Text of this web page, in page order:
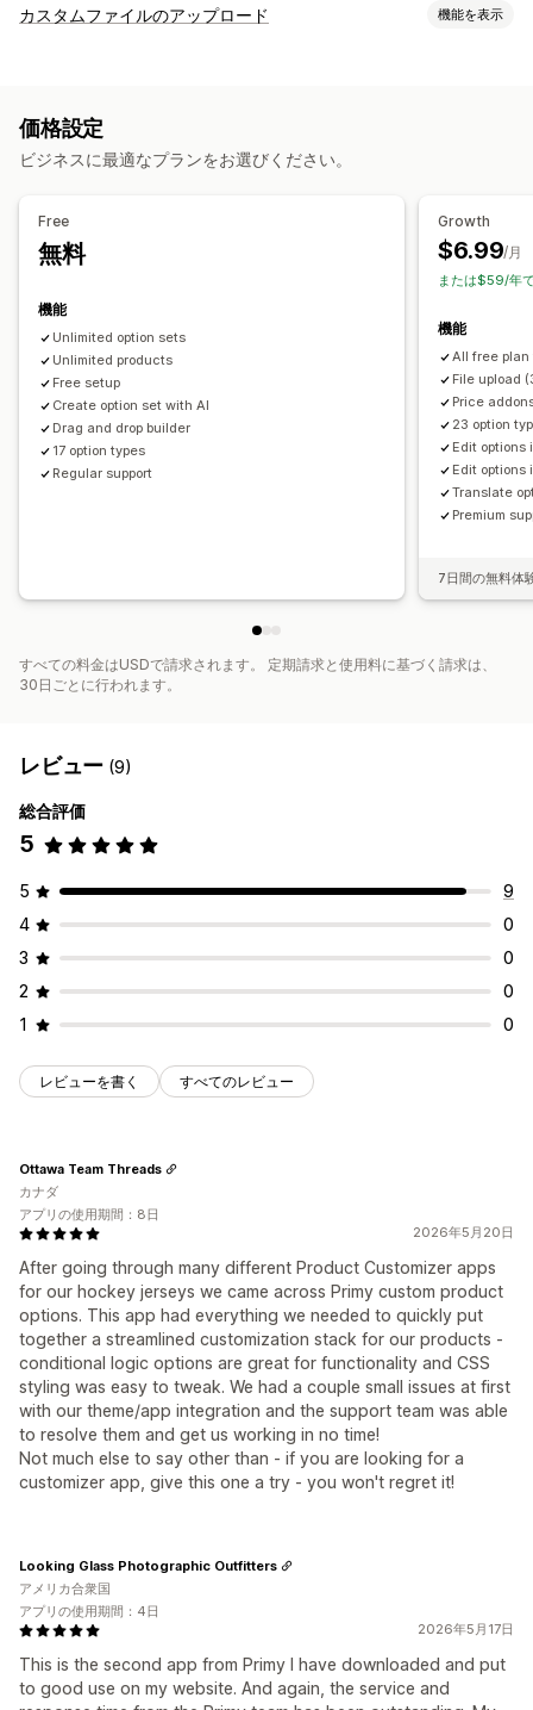
カスタマイズ
プレビュー
一括価格設定
動的価格設定
カスタムファイルのアップロード 機能を表示
ファイル管理
価格設定
ビジネスに最適なプランをお選びください。
Free
無料
機能
Unlimited option sets
Unlimited products
Free setup
Create option set with AI
Drag and drop builder
17 option types
Regular support
Growth
$6.99/月
または$59/年
機能
All free
File upload
Price
23 option
Edit options
Edit options
Translate
Premium
7日間の無料体
すべての料金はUSDで請求されます。 定期請求と使用料に基づく請求は、
30日ごとに行われます。
レビュー (9)
総合評価
5
5
9
4
0
3
0
2
0
1
0
レビューを書く すべてのレビュー
2026年5月20日
After going through many different Product Customizer apps
for our hockey jerseys we came across Primy custom product
options. This app had everything we needed to quickly put
together a streamlined customization stack for our products -
conditional logic options are great for functionality and CSS
styling was easy to tweak. We had a couple small issues at first
with our theme/app integration and the support team was able
to resolve them and get us working in no time!
Not much else to say other than - if you are looking for a
customizer app, give this one a try - you won't regret it!
Ottawa Team Threads
カナダ
アプリの使用期間：8日
2026年5月17日
This is the second app from Primy I have downloaded and put
to good use on my website. And again, the service and
Looking Glass Photographic Outfitters
アメリカ合衆国
アプリの使用期間：4日